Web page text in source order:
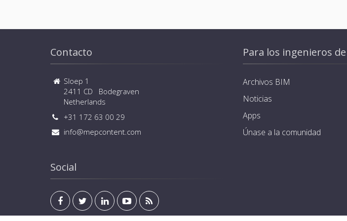
Contacto
Sloep 1
2411 CD Bodegraven
Netherlands
+31 172 63 00 29
info@mepcontent.com
Social
Para los ingenieros
Archivos BIM
Noticias
Apps
Únase a la comunidad